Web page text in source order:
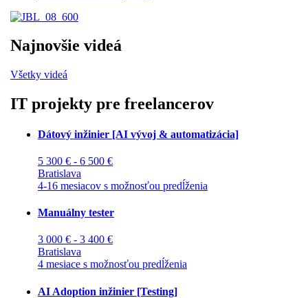
Najnovšie videá
Všetky videá
IT projekty pre freelancerov
Dátový inžinier [AI vývoj & automatizácia]
5 300 € - 6 500 €
Bratislava
4-16 mesiacov s možnosťou predĺženia
Manuálny tester
3 000 € - 3 400 €
Bratislava
4 mesiace s možnosťou predĺženia
AI Adoption inžinier [Testing]